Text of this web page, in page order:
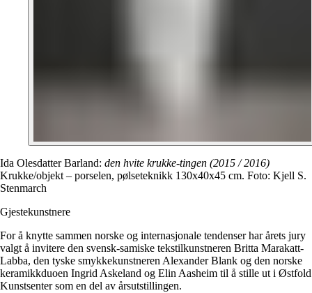
Ida Olesdatter Barland: den hvite krukke-tingen (2015 / 2016)
Krukke/objekt – porselen, pølseteknikk 130x40x45 cm. Foto: Kjell S.
Stenmarch
Gjestekunstnere
For å knytte sammen norske og internasjonale tendenser har årets jury
valgt å invitere den svensk-samiske tekstilkunstneren Britta Marakatt-
Labba, den tyske smykkekunstneren Alexander Blank og den norske
keramikkduoen Ingrid Askeland og Elin Aasheim til å stille ut i Østfold
Kunstsenter som en del av årsutstillingen.